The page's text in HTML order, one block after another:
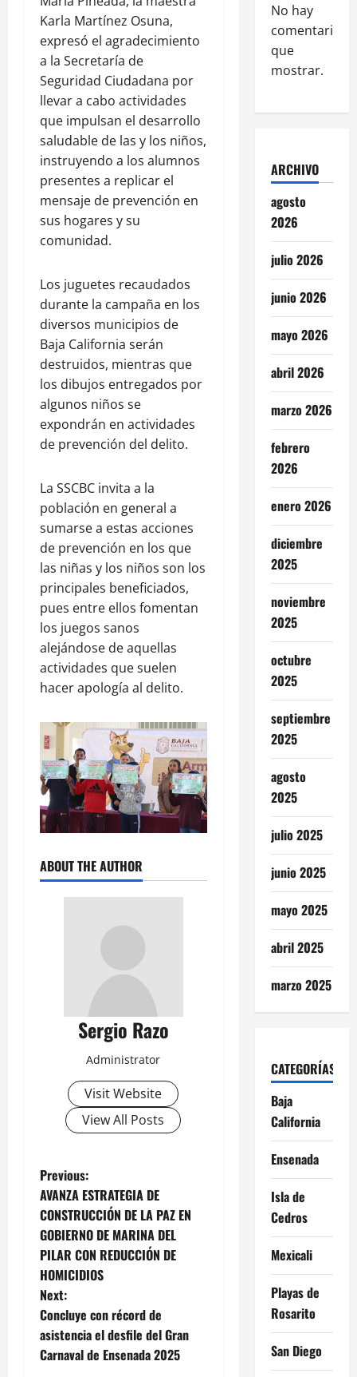
Karla Martínez Osuna,
expresó el agradecimiento
a la Secretaría de
Seguridad Ciudadana por
llevar a cabo actividades
que impulsan el desarrollo
saludable de las y los niños,
instruyendo a los alumnos
presentes a replicar el
mensaje de prevención en
sus hogares y su
comunidad.
Los juguetes recaudados
durante la campaña en los
diversos municipios de
Baja California serán
destruidos, mientras que
los dibujos entregados por
algunos niños se
expondrán en actividades
de prevención del delito.
La SSCBC invita a la
población en general a
sumarse a estas acciones
de prevención en los que
las niñas y los niños son los
principales beneficiados,
pues entre ellos fomentan
los juegos sanos
alejándose de aquellas
actividades que suelen
hacer apología al delito.
ABOUT THE AUTHOR
Sergio Razo
Administrator
Visit Website
View All Posts
P
o
s
t
n
a
Previous:
AVANZA ESTRATEGIA DE
CONSTRUCCIÓN DE LA PAZ EN
GOBIERNO DE MARINA DEL
PILAR CON REDUCCIÓN DE
HOMICIDIOS
Next:
Concluye con récord de
asistencia el desfile del Gran
Carnaval de Ensenada 2025
No hay
comentarios
que
mostrar.
ARCHIVO
agosto
2026
julio 2026
junio 2026
mayo 2026
abril 2026
marzo 2026
febrero
2026
enero 2026
diciembre
2025
noviembre
2025
octubre
2025
septiembre
2025
agosto
2025
julio 2025
junio 2025
mayo 2025
abril 2025
marzo 2025
CATEGORÍAS
Baja
California
Ensenada
Isla de
Cedros
Mexicali
Playas de
Rosarito
San Diego